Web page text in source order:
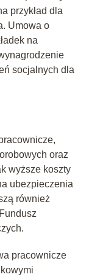
przykład dla
Umowa o
na
socjalnych dla
oraz
wyższe koszty
ubezpieczenia
również
pracownicze